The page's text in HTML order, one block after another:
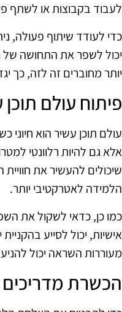
לעבוד בקבוצות או לשתף
כדי לעודד שיתוף פעולה,
יכול לשפר את התחושה
יותר מחוברים זה לזה, כך
פיתוח עולם
עולם תוכן עשיר הוא
אלא גם להיות רלוונטי
שיכולים להעשיר את
הלמידה לאטרקטיבי יותר.
כמו כן, כדאי לשקול את
אישיות, יכול לסייע
מעוררות השראה יכול
הכשרת מדריכים